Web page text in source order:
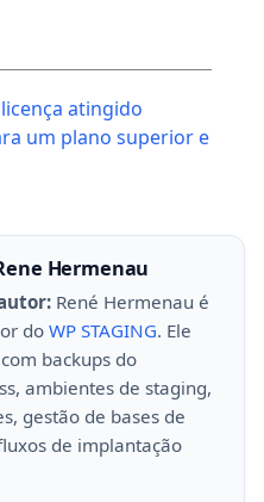
atingido
um plano superior e
Hermenau
René Hermenau é
doWP STAGING. Ele
backups do
ambientes de staging,
gestão de bases de
de implantação